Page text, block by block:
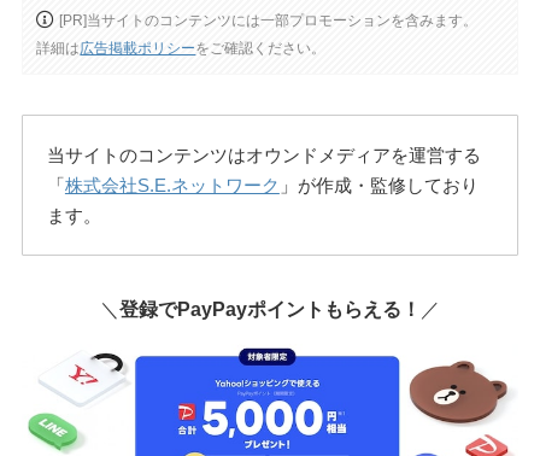
[PR]当サイトのコンテンツには一部プロモーションを含みます。
詳細は広告掲載ポリシーをご確認ください。
当サイトのコンテンツはオウンドメディアを運営する
「 株式会社S.E.ネットワーク 」が作成・監修しており
ます。
＼ 登録でPayPayポイントもらえる！ ／